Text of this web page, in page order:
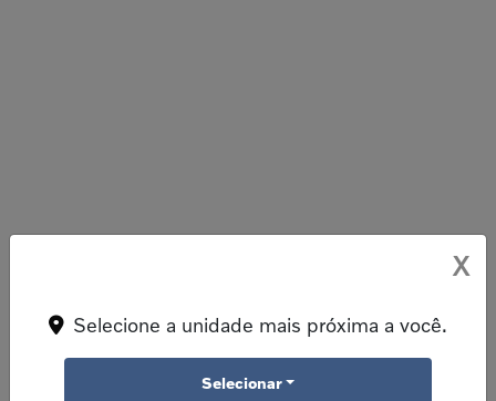
X
Selecione a unidade mais próxima a você.
Selecionar